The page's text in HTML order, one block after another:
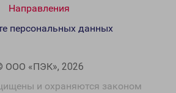
Направления
ООО «ПЭК», 2026
и охраняются законом
персональных данных